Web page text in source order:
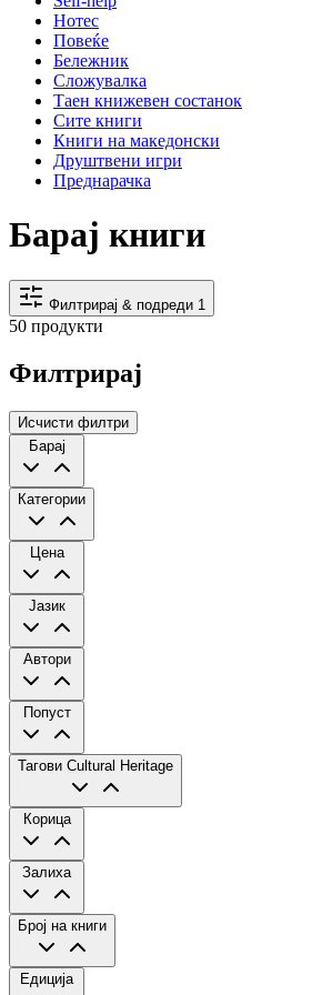
Нотес
Повеќе
Бележник
Сложувалка
Таен книжевен состанок
Сите книги
Книги на македонски
Друштвени игри
Преднарачка
Барај книги
Филтрирај & подреди 1
50 продукти
Филтрирај
Исчисти филтри
Барај
Категории
Цена
Јазик
Автори
Попуст
Тагови Cultural Heritage
Корица
Залиха
Број на книги
Едиција